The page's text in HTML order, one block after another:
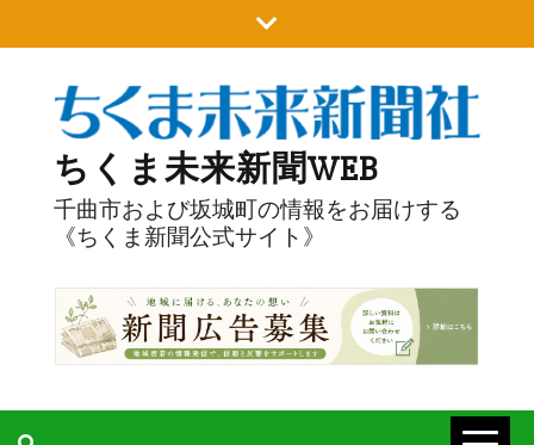
to
ちくま未来新聞WEB
千曲市および坂城町の情報をお届けする
《ちくま新聞公式サイト》